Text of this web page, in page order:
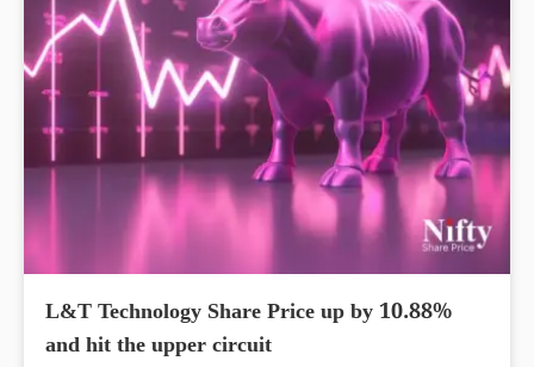
L&T Technology Share Price up by 10.88%
and hit the upper circuit